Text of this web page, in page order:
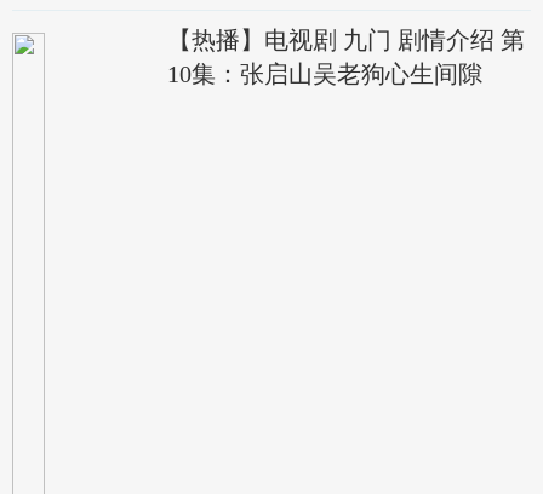
【热播】电视剧 九门 剧情介绍 第
10集：张启山吴老狗心生间隙